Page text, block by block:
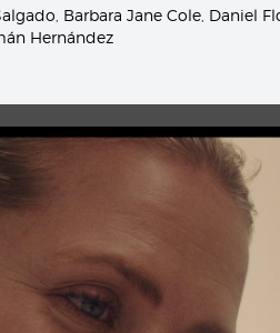
Barbara Jane Cole Daniel
Hernández